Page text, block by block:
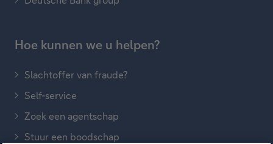
Hoe kunnen we u helpen?
Slachtoffer van fraude?
Self-service
Zoek een agentschap
Stuur een boodschap